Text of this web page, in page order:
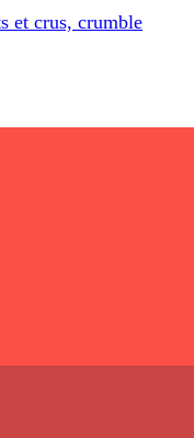
et crus, crumble